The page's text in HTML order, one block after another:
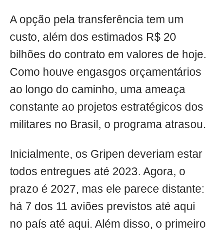
A opção pela transferência tem um
custo, além dos estimados R$ 20
bilhões do contrato em valores de hoje.
Como houve engasgos orçamentários
ao longo do caminho, uma ameaça
constante ao projetos estratégicos dos
militares no Brasil, o programa atrasou.
Inicialmente, os Gripen deveriam estar
todos entregues até 2023. Agora, o
prazo é 2027, mas ele parece distante:
há 7 dos 11 aviões previstos até aqui
no país até aqui. Além disso, o primeiro